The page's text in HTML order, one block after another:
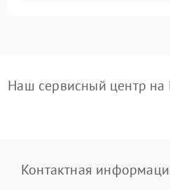
Наш сервисный центр
Контактная